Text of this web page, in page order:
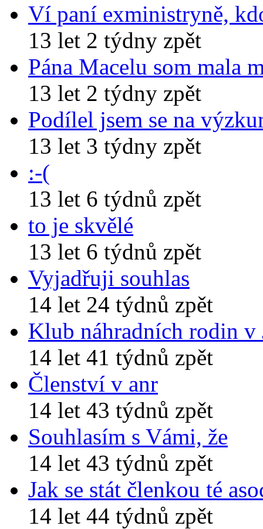
Ví paní exministryně,
13 let 2 týdny zpět
Pána Macelu som mala
13 let 2 týdny zpět
Podílel jsem se na
13 let 3 týdny zpět
:-(
13 let 6 týdnů zpět
to je skvělé
13 let 6 týdnů zpět
Vyjadřuji souhlas
14 let 24 týdnů zpět
Klub náhradních rodin v
14 let 41 týdnů zpět
Členství v anr
14 let 43 týdnů zpět
Souhlasím s Vámi, že
14 let 43 týdnů zpět
Jak se stát členkou té
14 let 44 týdnů zpět